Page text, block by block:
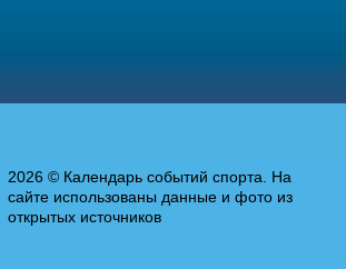
2026 © Календарь событий спорта. На
сайте использованы данные и фото из
открытых источников